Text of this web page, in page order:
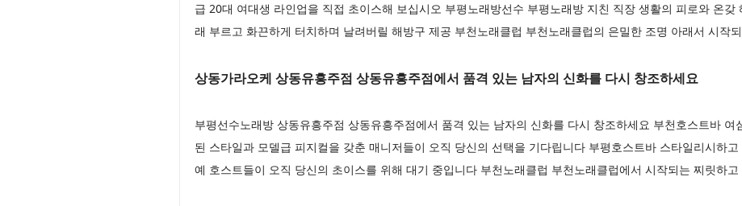
급 20대 여대생 라인업을 직접 초이스해 보십시오 부평노래방선수 부평노래방 지친 직장 생활의 피로와 온갖
래 부르고 화끈하게 터치하며 날려버릴 해방구 제공 부천노래클럽 부천노래클럽의 은밀한 조명 아래서 시작
상동가라오케 상동유흥주점 상동유흥주점에서 품격 있는 남자의 신화를 다시 창조하세요
부평선수노래방 상동유흥주점 상동유흥주점에서 품격 있는 남자의 신화를 다시 창조하세요 부천호스트바 여
된 스타일과 모델급 피지컬을 갖춘 매니저들이 오직 당신의 선택을 기다립니다 부평호스트바 스타일리시하
예 호스트들이 오직 당신의 초이스를 위해 대기 중입니다 부천노래클럽 부천노래클럽에서 시작되는 찌릿하